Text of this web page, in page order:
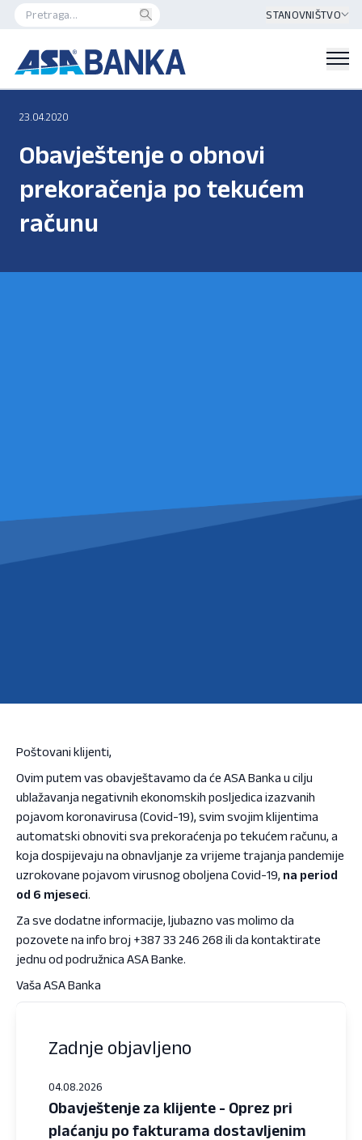
STANOVNIŠTVO
23.04.2020
Obavještenje o obnovi
prekoračenja po tekućem
računu
Poštovani klijenti,
Ovim putem vas obavještavamo da će ASA Banka u cilju
ublažavanja negativnih ekonomskih posljedica izazvanih
pojavom koronavirusa (Covid-19), svim svojim klijentima
automatski obnoviti sva prekoraćenja po tekućem računu, a
koja dospijevaju na obnavljanje za vrijeme trajanja pandemije
uzrokovane pojavom virusnog oboljena Covid-19, na period
od 6 mjeseci.
Za sve dodatne informacije, ljubazno vas molimo da
pozovete na info broj +387 33 246 268 ili da kontaktirate
jednu od podružnica ASA Banke.
Vaša ASA Banka
Zadnje objavljeno
04.08.2026
Obavještenje za klijente - Oprez pri
plaćanju po fakturama dostavljenim